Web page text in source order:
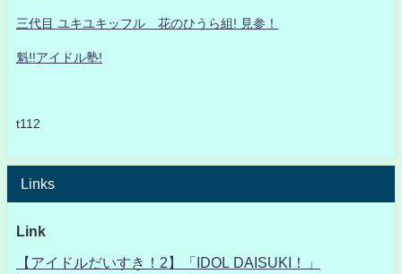
三代目 ユキユキッフル 花のひうら組! 見参！
魁!!アイドル塾!
t112
Links
Link
【アイドルだいすき！2】「IDOL DAISUKI！」